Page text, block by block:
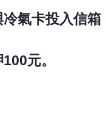
氣卡投入信
元。